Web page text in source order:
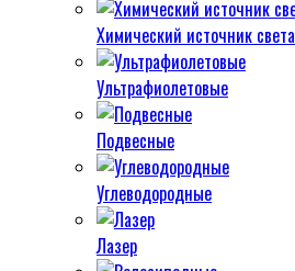
Химический источник света
Ультрафиолетовые
Подвесные
Углеводородные
Лазер